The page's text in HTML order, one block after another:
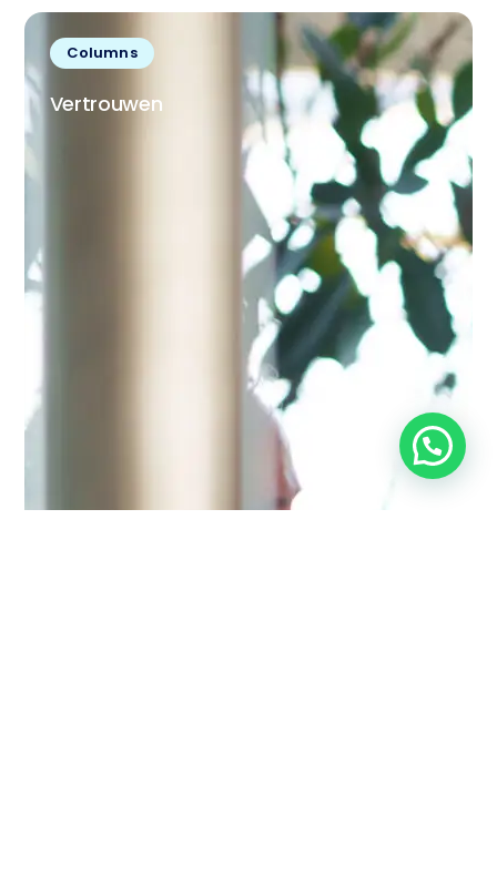
Columns
Vertrouwen
Kunnen we je helpen?